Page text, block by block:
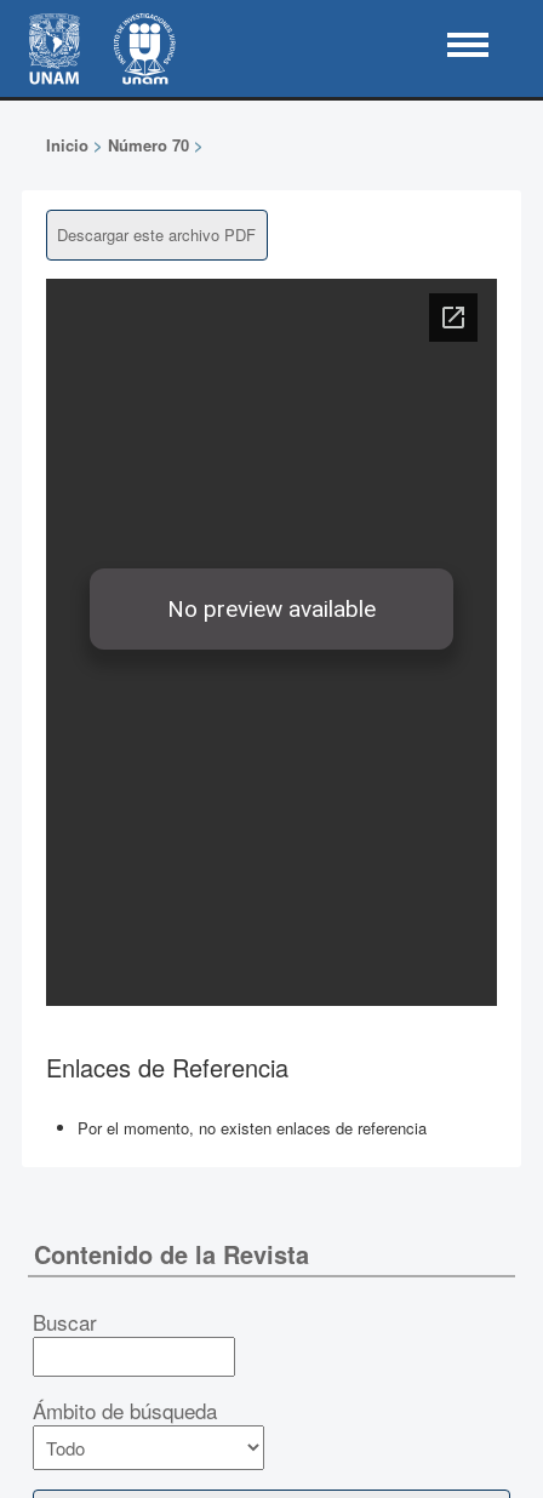
Inicio> Número 70>
Descargar este archivo PDF
Enlaces de Referencia
Por el momento, no existen enlaces de referencia
Contenido de la Revista
Buscar
Ámbito de búsqueda